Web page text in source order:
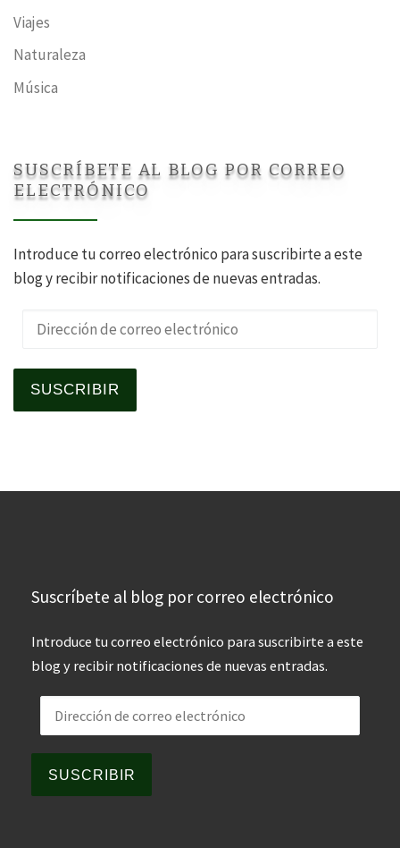
Viajes
Naturaleza
Música
SUSCRÍBETE AL BLOG POR CORREO
ELECTRÓNICO
Introduce tu correo electrónico para suscribirte a este
blog y recibir notificaciones de nuevas entradas.
Dirección de correo electrónico
SUSCRIBIR
Suscríbete al blog por correo electrónico
Introduce tu correo electrónico para suscribirte a este
blog y recibir notificaciones de nuevas entradas.
Dirección de correo electrónico
SUSCRIBIR